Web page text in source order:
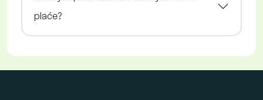
plaće?